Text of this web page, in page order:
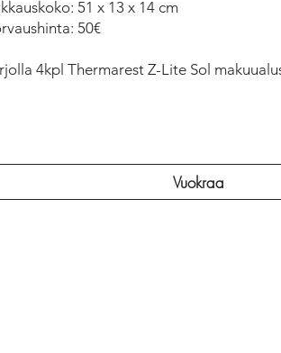
51 x 13 x 14 cm
50€
4kpl Thermarest Z-Lite Sol
Vuokraa